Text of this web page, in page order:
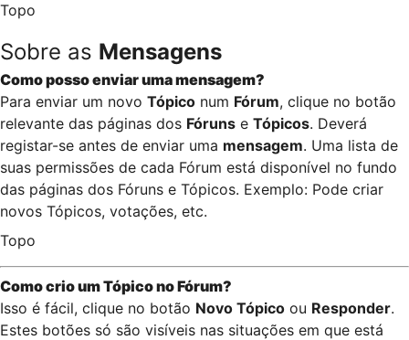
Topo
Sobre as Mensagens
Como posso enviar uma mensagem?
Para enviar um novo Tópico num Fórum, clique no botão
relevante das páginas dos Fóruns e Tópicos. Deverá
registar-se antes de enviar uma mensagem. Uma lista de
suas permissões de cada Fórum está disponível no fundo
das páginas dos Fóruns e Tópicos. Exemplo: Pode criar
novos Tópicos, votações, etc.
Topo
Como crio um Tópico no Fórum?
Isso é fácil, clique no botão Novo Tópico ou Responder.
Estes botões só são visíveis nas situações em que está